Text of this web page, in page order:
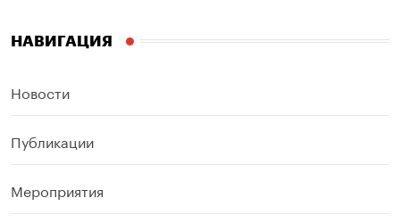
НАВИГАЦИЯ
Новости
Публикации
Мероприятия